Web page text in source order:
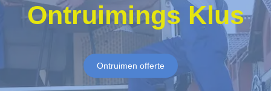
Ontruimings Klus
Ontruimen offerte